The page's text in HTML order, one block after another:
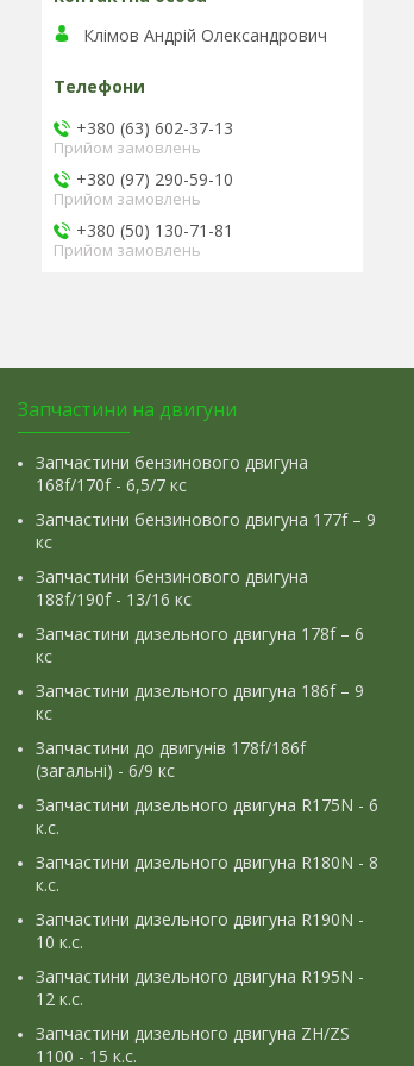
Клімов Андрій Олександрович
+380 (63) 602-37-13
Прийом замовлень
+380 (97) 290-59-10
Прийом замовлень
+380 (50) 130-71-81
Прийом замовлень
Запчастини на двигуни
Запчастини бензинового двигуна
168f/170f - 6,5/7 кс
Запчастини бензинового двигуна 177f – 9
кс
Запчастини бензинового двигуна
188f/190f - 13/16 кс
Запчастини дизельного двигуна 178f – 6
кс
Запчастини дизельного двигуна 186f – 9
кс
Запчастини до двигунів 178f/186f
(загальні) - 6/9 кс
Запчастини дизельного двигуна R175N - 6
к.с.
Запчастини дизельного двигуна R180N - 8
к.с.
Запчастини дизельного двигуна R190N -
10 к.с.
Запчастини дизельного двигуна R195N -
12 к.с.
Запчастини дизельного двигуна ZH/ZS
1100 - 15 к.с.